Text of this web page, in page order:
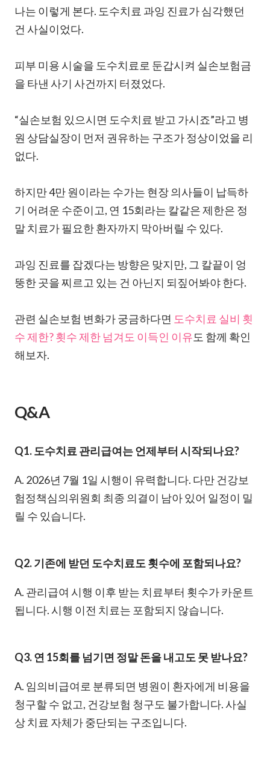
나는 이렇게 본다. 도수치료 과잉 진료가 심각했던
건 사실이었다.
피부 미용 시술을 도수치료로 둔갑시켜 실손보험금
을 타낸 사기 사건까지 터졌었다.
“실손보험 있으시면 도수치료 받고 가시죠”라고 병
원 상담실장이 먼저 권유하는 구조가 정상이었을 리
없다.
하지만 4만 원이라는 수가는 현장 의사들이 납득하
기 어려운 수준이고, 연 15회라는 칼같은 제한은 정
말 치료가 필요한 환자까지 막아버릴 수 있다.
과잉 진료를 잡겠다는 방향은 맞지만, 그 칼끝이 엉
뚱한 곳을 찌르고 있는 건 아닌지 되짚어봐야 한다.
관련 실손보험 변화가 궁금하다면 도수치료 실비 횟
수 제한? 횟수 제한 넘겨도 이득인 이유도 함께 확인
해보자.
Q&A
Q1. 도수치료 관리급여는 언제부터 시작되나요?
A. 2026년 7월 1일 시행이 유력합니다. 다만 건강보
험정책심의위원회 최종 의결이 남아 있어 일정이 밀
릴 수 있습니다.
Q2. 기존에 받던 도수치료도 횟수에 포함되나요?
A. 관리급여 시행 이후 받는 치료부터 횟수가 카운트
됩니다. 시행 이전 치료는 포함되지 않습니다.
Q3. 연 15회를 넘기면 정말 돈을 내고도 못 받나요?
A. 임의비급여로 분류되면 병원이 환자에게 비용을
청구할 수 없고, 건강보험 청구도 불가합니다. 사실
상 치료 자체가 중단되는 구조입니다.